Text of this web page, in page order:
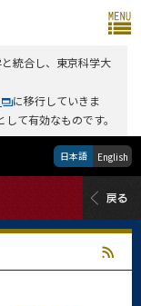
統合し、東京科学大
に移行していきま
て有効なものです。
日本語 English